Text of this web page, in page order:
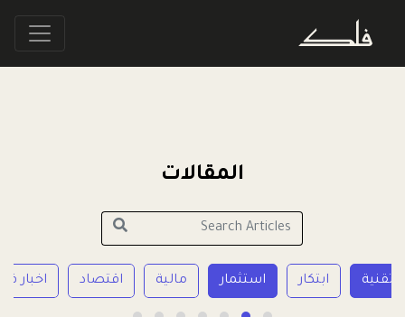
المقالات
تقنية ابتكار استثمار مالية اقتصاد اخبار